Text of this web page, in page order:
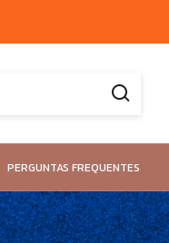
PERGUNTAS FREQUENTES